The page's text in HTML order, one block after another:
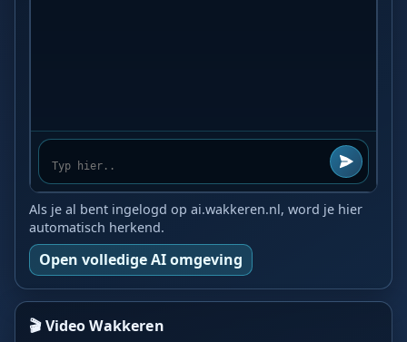
Als je al bent ingelogd op ai.wakkeren.nl, word je hier
automatisch herkend.
Open volledige AI omgeving
🎬 Video Wakkeren